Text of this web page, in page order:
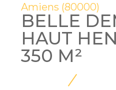
Amiens (80000)
BELLE
HAUT
350 M²